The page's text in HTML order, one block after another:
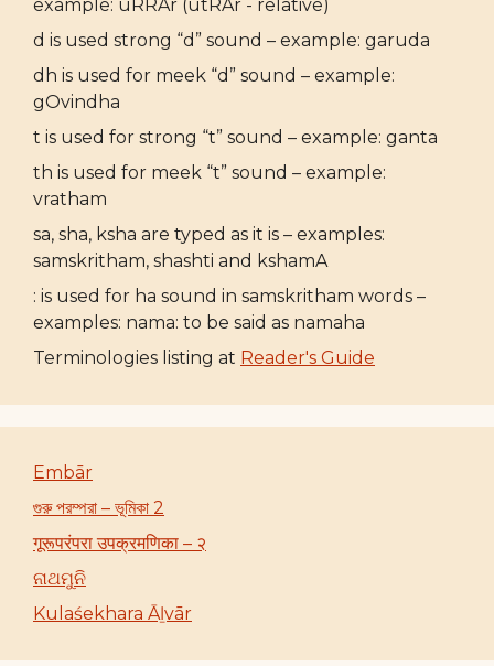
example: uRRAr (utRAr - relative)
d is used strong “d” sound – example: garuda
dh is used for meek “d” sound – example:
gOvindha
t is used for strong “t” sound – example: ganta
th is used for meek “t” sound – example:
vratham
sa, sha, ksha are typed as it is – examples:
samskritham, shashti and kshamA
: is used for ha sound in samskritham words –
examples: nama: to be said as namaha
Terminologies listing at Reader's Guide
Embār
গুরু পরম্পরা – ভূমিকা 2
गूरूपरंपरा उपक्रमणिका – २
ନାଥମୁନି
Kulaśekhara Āḻvār